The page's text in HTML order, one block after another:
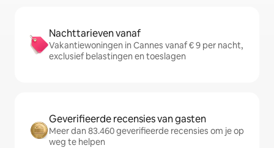
Nachttarieven vanaf
Vakantiewoningen in Cannes vanaf € 9 per nacht,
exclusief belastingen en toeslagen
Geverifieerde recensies van gasten
Meer dan 83.460 geverifieerde recensies om je op
weg te helpen